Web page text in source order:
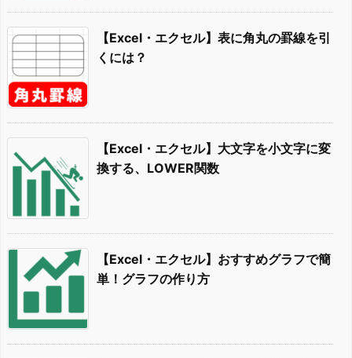
【Excel・エクセル】表に角丸の罫線を引
くには？
【Excel・エクセル】大文字を小文字に変
換する、LOWER関数
【Excel・エクセル】おすすめグラフで簡
単！グラフの作り方